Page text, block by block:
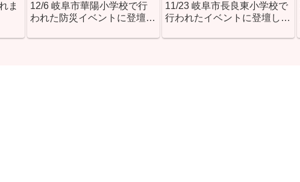
ま
12/6 岐阜市華陽小学校で行
われた防災イベントに登壇し
11/23 岐阜市長良東小学校で
行われたイベントに登壇しま